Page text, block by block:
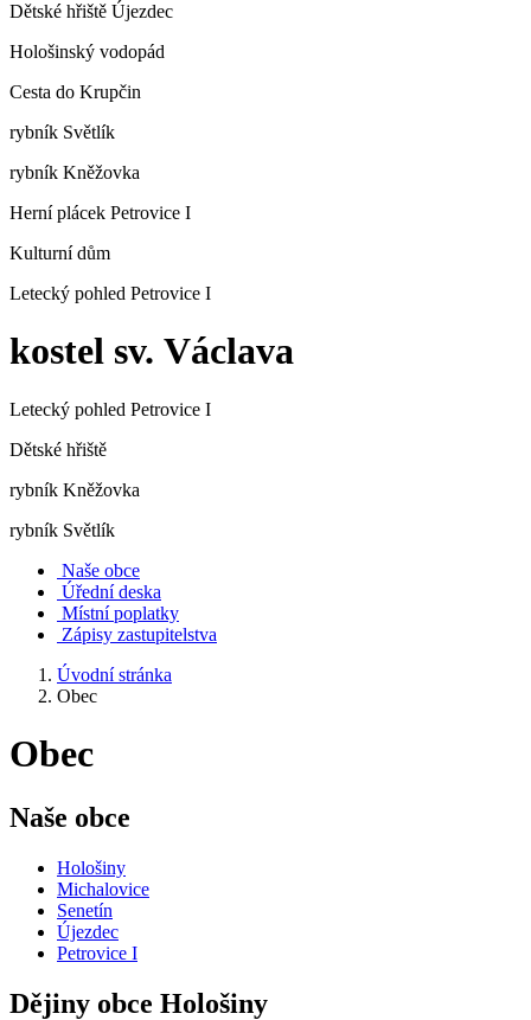
Dětské hřiště Újezdec
Hološinský vodopád
Cesta do Krupčin
rybník Světlík
rybník Kněžovka
Herní plácek Petrovice I
Kulturní dům
Letecký pohled Petrovice I
kostel sv. Václava
Letecký pohled Petrovice I
Dětské hřiště
rybník Kněžovka
rybník Světlík
Naše obce
Úřední deska
Místní poplatky
Zápisy zastupitelstva
Úvodní stránka
Obec
Obec
Naše obce
Hološiny
Michalovice
Senetín
Újezdec
Petrovice I
Dějiny obce Hološiny